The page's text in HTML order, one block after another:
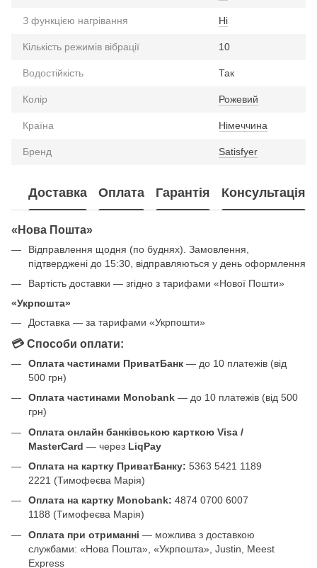
З функцією нагрівання Ні
Кількість режимів вібрації 10
Водостійкість Так
Колір Рожевий
Країна Німеччина
Бренд Satisfyer
Доставка Оплата Гарантія Консультація
«Нова Пошта»
Відправлення щодня (по буднях). Замовлення,
підтверджені до 15:30, відправляються у день оформлення
Вартість доставки — згідно з тарифами «Нової Пошти»
«Укрпошта»
Доставка — за тарифами «Укрпошти»
💳 Способи оплати:
Оплата частинами ПриватБанк — до 10 платежів (від
500 грн)
Оплата частинами Monobank — до 10 платежів (від 500
грн)
Оплата онлайн банківською карткою Visa /
MasterCard — через LiqPay
Оплата на картку ПриватБанку: 5363 5421 1189
2221 (Тимофеєва Марія)
Оплата на картку Monobank: 4874 0700 6007
1188 (Тимофеєва Марія)
Оплата при отриманні — можлива з доставкою
службами: «Нова Пошта», «Укрпошта», Justin, Meest
Express